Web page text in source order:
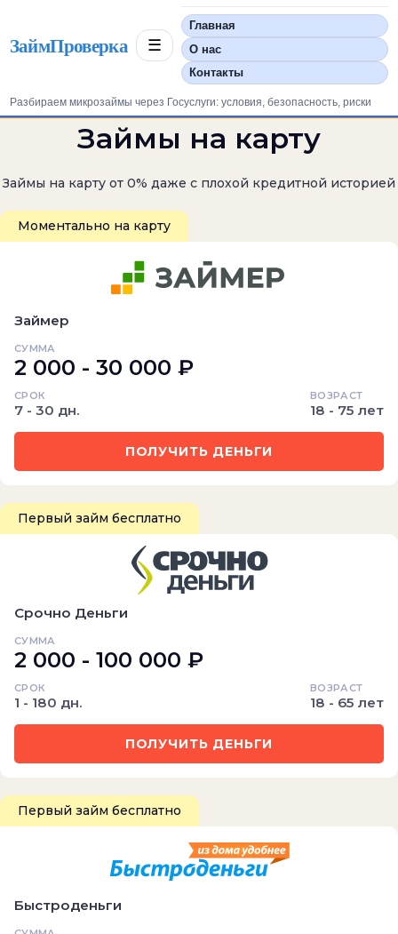
ЗаймПроверка ☰
Главная
О нас
Контакты
Разбираем микрозаймы через Госуслуги: условия, безопасность, риски
Займы на карту
Займы на карту от 0% даже с плохой кредитной историей
Моментально на карту
Займер
СУММА
2 000 - 30 000 ₽
СРОК
7 - 30 дн.
ВОЗРАСТ
18 - 75 лет
ПОЛУЧИТЬ ДЕНЬГИ
Первый займ бесплатно
Срочно Деньги
СУММА
2 000 - 100 000 ₽
СРОК
1 - 180 дн.
ВОЗРАСТ
18 - 65 лет
ПОЛУЧИТЬ ДЕНЬГИ
Первый займ бесплатно
Быстроденьги